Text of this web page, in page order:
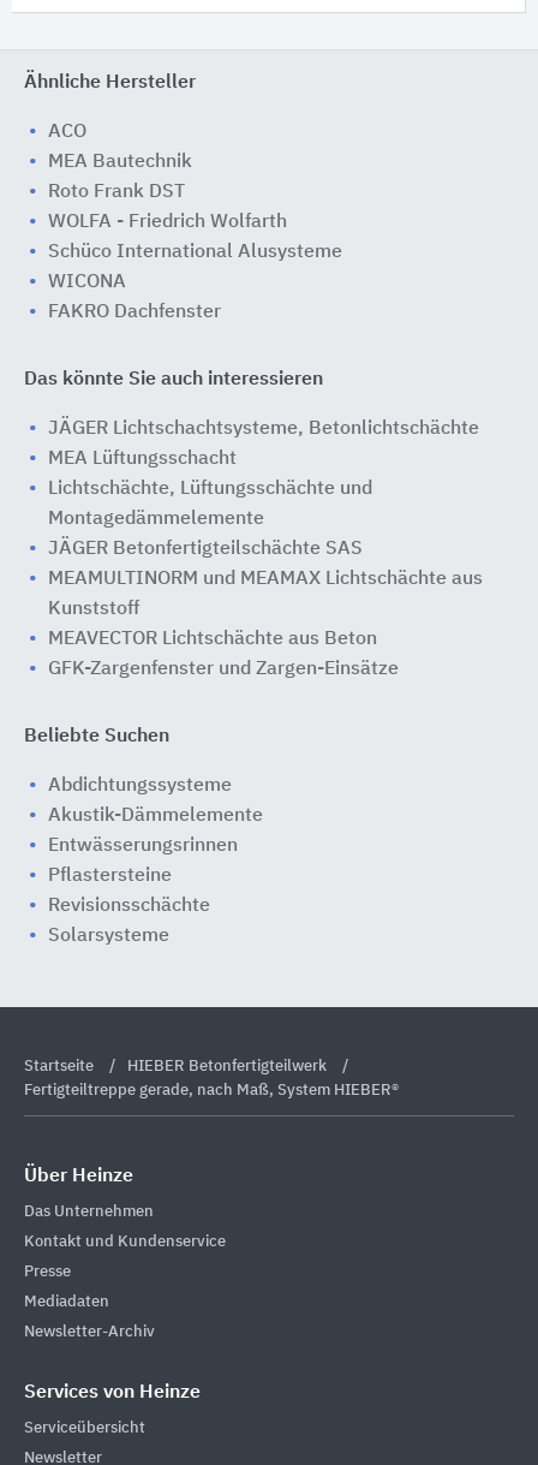
Ähnliche Hersteller
ACO
MEA Bautechnik
Roto Frank DST
WOLFA - Friedrich Wolfarth
Schüco International Alusysteme
WICONA
FAKRO Dachfenster
Das könnte Sie auch interessieren
JÄGER Lichtschachtsysteme, Betonlichtschächte
MEA Lüftungsschacht
Lichtschächte, Lüftungsschächte und
Montagedämmelemente
JÄGER Betonfertigteilschächte SAS
MEAMULTINORM und MEAMAX Lichtschächte aus
Kunststoff
MEAVECTOR Lichtschächte aus Beton
GFK-Zargenfenster und Zargen-Einsätze
Beliebte Suchen
Abdichtungssysteme
Akustik-Dämmelemente
Entwässerungsrinnen
Pflastersteine
Revisionsschächte
Solarsysteme
Startseite
HIEBER Betonfertigteilwerk
Fertigteiltreppe gerade, nach Maß, System HIEBER®
Über Heinze
Das Unternehmen
Kontakt und Kundenservice
Presse
Mediadaten
Newsletter-Archiv
Services von Heinze
Serviceübersicht
Newsletter